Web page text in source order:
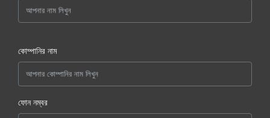
কোম্পানির নাম
ফোন নম্বর